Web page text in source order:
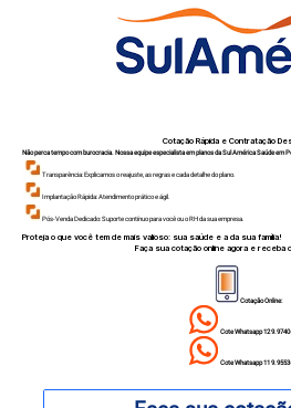
Cotação Rápida e Contratação
Não perca tempo com burocracia. Nossa equipe especialista em planos da Sul América Saúde em
Transparência: Explicamos o reajuste, as regras e cada detalhe do plano.
Implantação Rápida: Atendimento prático e ágil.
Pós-Venda Dedicado: Suporte contínuo para você ou o RH da sua empresa.
Proteja o que você tem de mais valioso: sua saúde e a da sua família!
Faça sua cotação online agora e receba
Cotação Online:
Cote Whatsapp 12
Cote Whatsapp 11